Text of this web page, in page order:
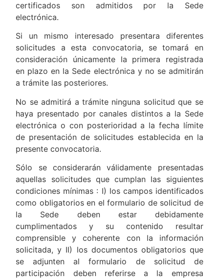
certificados son admitidos por la Sede
electrónica.
Si un mismo interesado presentara diferentes
solicitudes a esta convocatoria, se tomará en
consideración únicamente la primera registrada
en plazo en la Sede electrónica y no se admitirán
a trámite las posteriores.
No se admitirá a trámite ninguna solicitud que se
haya presentado por canales distintos a la Sede
electrónica o con posterioridad a la fecha límite
de presentación de solicitudes establecida en la
presente convocatoria.
Sólo se considerarán válidamente presentadas
aquellas solicitudes que cumplan las siguientes
condiciones mínimas : I) los campos identificados
como obligatorios en el formulario de solicitud de
la Sede deben estar debidamente
cumplimentados y su contenido resultar
comprensible y coherente con la información
solicitada, y II) los documentos obligatorios que
se adjunten al formulario de solicitud de
participación deben referirse a la empresa